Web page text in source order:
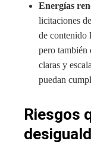
Energías
licitaciones
de contenido
pero también
claras y
puedan
Riesgos